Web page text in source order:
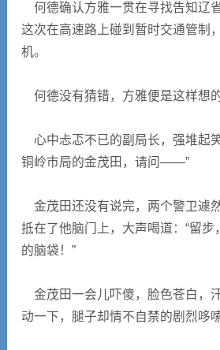
何德确认方雅一贯在寻找告知辽
这次在高速路上碰到暂时交通管制
机。
何德没有猜错，方雅便是这样想
心中忐忑不已的副局长，强堆起
铜岭市局的金茂田，请问――”
金茂田还没有说完，两个警卫遽
抵在了他脑门上，大声喝道：“留步
的脑袋！”
金茂田一会儿吓傻，脸色苍白，
动一下，腿子却情不自禁的剧烈哆